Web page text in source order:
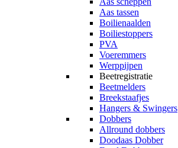
Aas tassen
Boilienaalden
Boiliestoppers
PVA
Voeremmers
Werppijpen
Beetregistratie
Beetmelders
Breekstaafjes
Hangers & Swingers
Dobbers
Allround dobbers
Doodaas Dobber